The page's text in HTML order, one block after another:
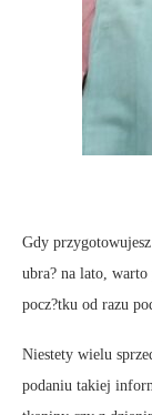
Gdy
ubra? na lato, warto
pocz?tku od razu
Niestety wielu
podaniu takiej